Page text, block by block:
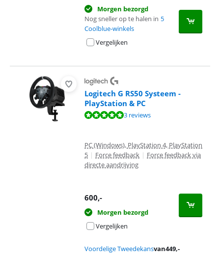
Morgen bezorgd
Nog sneller op te halen in 5
Coolblue-winkels
Vergelijken
Logitech G RS50 Systeem -
PlayStation & PC
Beoordeling is 10 van de 10, gebaseerd op 3 reviews.
3 reviews
PC (Windows), PlayStation 4, PlayStation
5 | Force feedback | Force feedback via
directe aandrijving
600,-
Morgen bezorgd
Vergelijken
Voordelige Tweedekansvan449,-